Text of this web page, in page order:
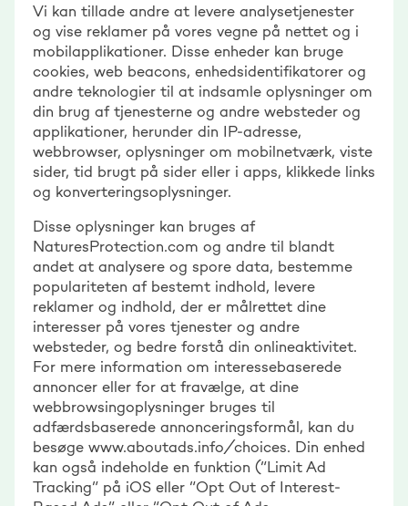
Vi kan tillade andre at levere analysetjenester
og vise reklamer på vores vegne på nettet og i
mobilapplikationer. Disse enheder kan bruge
cookies, web beacons, enhedsidentifikatorer og
andre teknologier til at indsamle oplysninger om
din brug af tjenesterne og andre websteder og
applikationer, herunder din IP-adresse,
webbrowser, oplysninger om mobilnetværk, viste
sider, tid brugt på sider eller i apps, klikkede links
og konverteringsoplysninger.
Disse oplysninger kan bruges af
NaturesProtection.com og andre til blandt
andet at analysere og spore data, bestemme
populariteten af bestemt indhold, levere
reklamer og indhold, der er målrettet dine
interesser på vores tjenester og andre
websteder, og bedre forstå din onlineaktivitet.
For mere information om interessebaserede
annoncer eller for at fravælge, at dine
webbrowsingoplysninger bruges til
adfærdsbaserede annonceringsformål, kan du
besøge www.aboutads.info/choices. Din enhed
kan også indeholde en funktion (“Limit Ad
Tracking” på iOS eller “Opt Out of Interest-